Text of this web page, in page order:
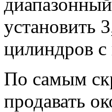
установить
цилиндров
По самым
продавать